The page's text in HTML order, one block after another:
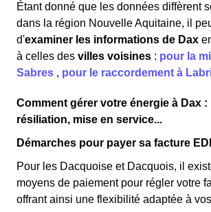
Étant donné que les données diffèrent
dans la région Nouvelle Aquitaine, il
d'examiner les informations de Dax
à celles des villes voisines : pour la
Sabres , pour le raccordement à
Comment gérer votre énergie à Dax
résiliation, mise en service...
Démarches pour payer sa facture
Pour les Dacquoise et Dacquois, il
moyens de paiement pour régler votre
offrant ainsi une flexibilité adaptée à